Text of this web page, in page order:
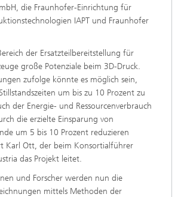
die Fraunhofer-Einrichtung für
IAPT und Fraunhofer
der Ersatzteilbereitstellung für
große Potenziale beim 3D-Druck.
zufolge könnte es möglich sein,
um bis zu 10 Prozent zu
der Energie- und Ressourcenverbrauch
die erzielte Einsparung von
um 5 bis 10 Prozent reduzieren
Karl Ott, der beim Konsortialführer
das Projekt leitet.
und Forscher werden nun die
mittels Methoden der